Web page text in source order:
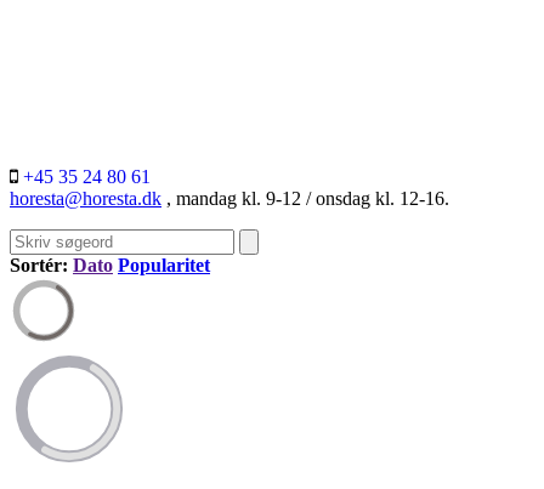
+45 35 24 80 61
horesta@horesta.dk , mandag kl. 9-12 / onsdag kl. 12-16.
Sortér: Dato Popularitet